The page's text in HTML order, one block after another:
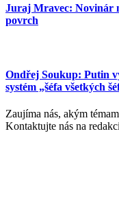
Juraj Mravec: Novinár
povrch
Ondřej Soukup: Putin
systém „šéfa všetkých
Zaujíma nás, akým
Kontaktujte nás na